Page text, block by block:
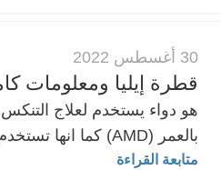
30 أغسطس 2022
قطرة إيليا ومعلومات
هو دواء يستخدم لعلاج
بالعمر (AMD) كما انها تستخدم لعلاج مرض ال...
متابعة القراءة